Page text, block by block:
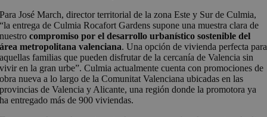
Para José March, director territorial de la zona Este y Sur de Culmia,
“la entrega de Culmia Rocafort Gardens supone una muestra clara de
nuestrocompromiso por el desarrollo urbanístico sostenible del
área metropolitana valenciana. Una opción de vivienda perfecta para
aquellas familias que pueden disfrutar de la cercanía de Valencia sin
vivir en la gran urbe”. Culmia actualmente cuenta con promociones de
obra nueva a lo largo de la Comunitat Valenciana ubicadas en las
provincias de Valencia y Alicante, una región donde la promotora ya
ha entregado más de 900 viviendas.